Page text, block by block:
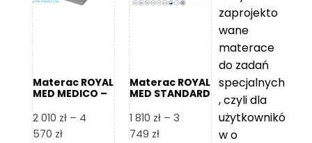
Materac ROYAL
MED MEDICO –
2 010 zł – 4
570 złZakres
Materac ROYAL
MED STANDARD
1 810 zł – 3
749 złZakres
zaprojekto
wane
materace
do zadań
specjalnych
, czyli dla
użytkownikó
w o